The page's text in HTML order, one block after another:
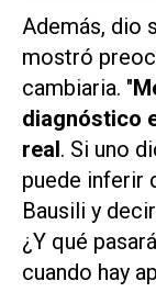
Además, dio
mostró
cambiaria. "
diagnóstico
real. Si uno
puede inferir
Bausili y
¿Y qué
cuando hay